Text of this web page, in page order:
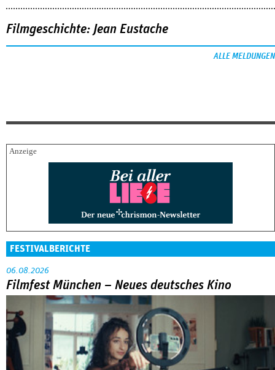
Filmgeschichte: Jean Eustache
ALLE MELDUNGEN
FESTIVALBERICHTE
06.08.2026
Filmfest München – Neues deutsches Kino